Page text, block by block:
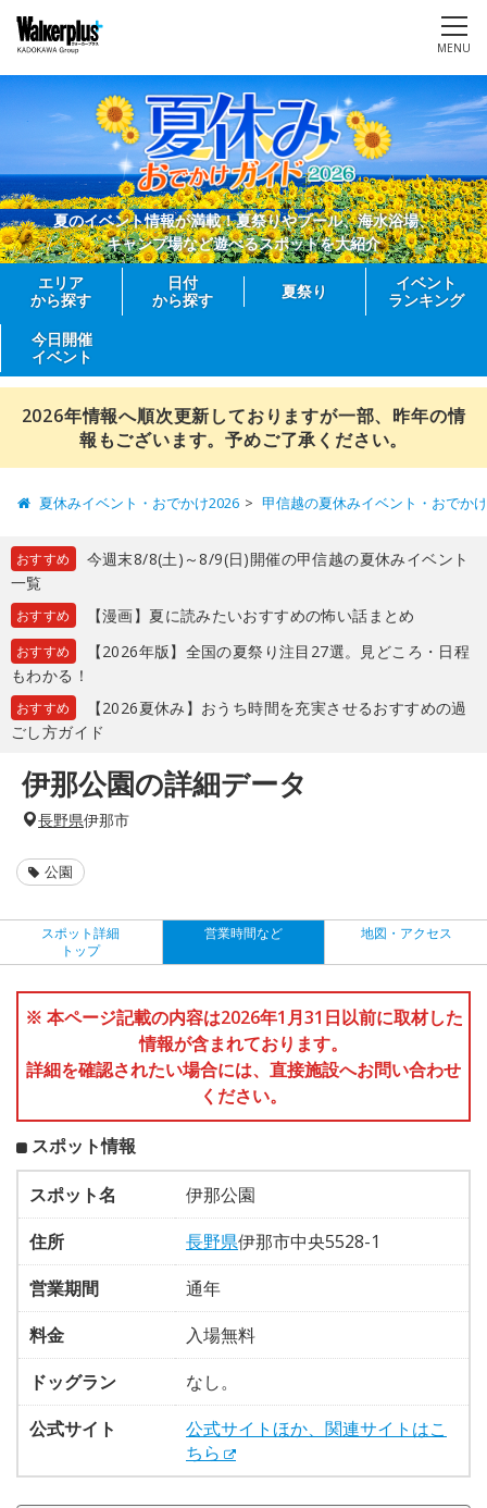
MENU
夏のイベント情報が満載！夏祭りやプール、海水浴場、
キャンプ場など遊べるスポットを大紹介
エリア
から探す
日付
から探す
夏祭り
イベント
ランキング
今日開催
イベント
2026年情報へ順次更新しておりますが一部、昨年の情
報もございます。予めご了承ください。
夏休みイベント・おでかけ2026 甲信越の夏休みイベント・おでか
おすすめ
今週末8/8(土)～8/9(日)開催の甲信越の夏休みイベント
一覧
おすすめ 【漫画】夏に読みたいおすすめの怖い話まとめ
おすすめ
【2026年版】全国の夏祭り注目27選。見どころ・日程
もわかる！
おすすめ
【2026夏休み】おうち時間を充実させるおすすめの過
ごし方ガイド
伊那公園の詳細データ
長野県伊那市
公園
スポット詳細
トップ
営業時間など 地図・アクセス
※ 本ページ記載の内容は2026年1月31日以前に取材した
情報が含まれております。
詳細を確認されたい場合には、直接施設へお問い合わせ
ください。
スポット情報
スポット名
伊那公園
住所
長野県伊那市中央5528-1
営業期間
通年
料金
入場無料
ドッグラン
なし。
公式サイト
公式サイトほか、関連サイトはこ
ちら